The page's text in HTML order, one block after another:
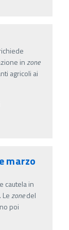
inzone
agricoli ai
marzo
cautela in
zonedel
poi